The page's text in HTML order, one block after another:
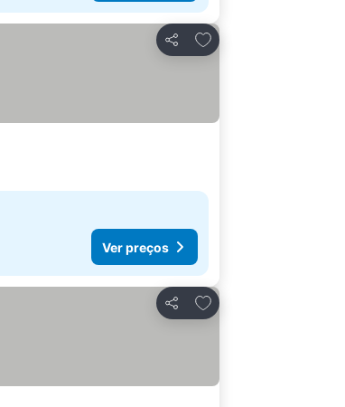
Partilhar
Adicionar aos favoritos
Ver preços
Partilhar
Adicionar aos favoritos